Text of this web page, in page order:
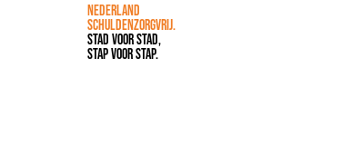
NEDERLAND
SCHULDENZORGVRIJ.
STAD VOOR STAD,
STAP VOOR STAP.